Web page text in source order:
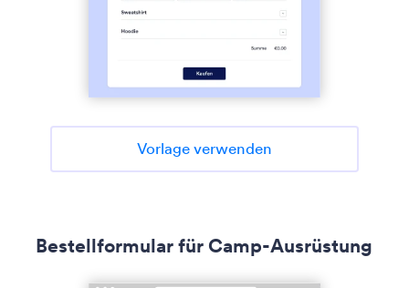
Vorlage verwenden
Bestellformular für Camp-Ausrüstung